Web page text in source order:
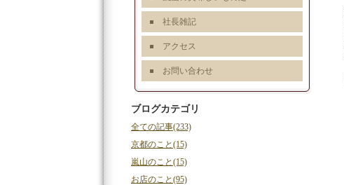
社長雑記
アクセス
お問い合わせ
ブログカテゴリ
全ての記事(233)
京都のこと(15)
嵐山のこと(15)
お店のこと(95)